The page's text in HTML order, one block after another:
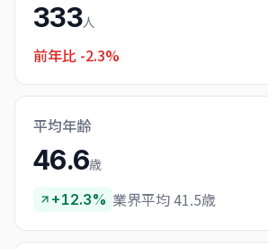
333人
前年比 -2.3%
平均年齢
46.6歳
+12.3% 業界平均 41.5歳